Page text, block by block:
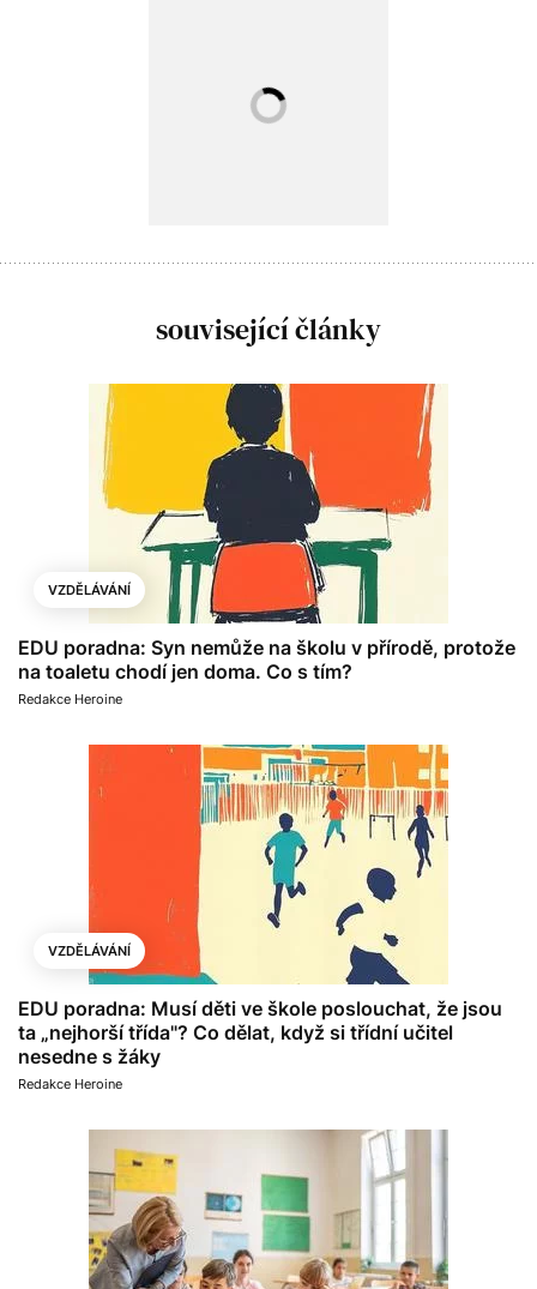
související články
VZDĚLÁVÁNÍ
EDU poradna: Syn nemůže na školu v přírodě, protože
na toaletu chodí jen doma. Co s tím?
Redakce Heroine
VZDĚLÁVÁNÍ
EDU poradna: Musí děti ve škole poslouchat, že jsou
ta „nejhorší třída"? Co dělat, když si třídní učitel
nesedne s žáky
Redakce Heroine